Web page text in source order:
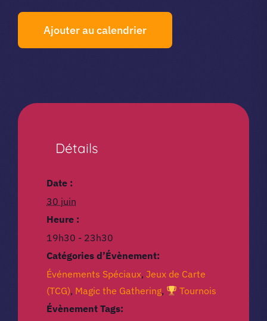
Ajouter au calendrier
Détails
Date :
30 juin
Heure :
19h30 - 23h30
Catégories d’Évènement:
Événements Spéciaux, Jeux de Carte
(TCG), Magic the Gathering,
Tournois
Évènement Tags: